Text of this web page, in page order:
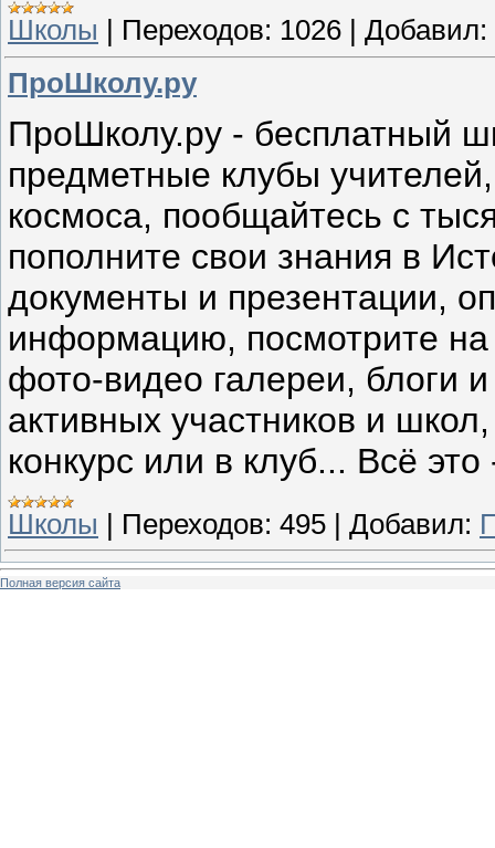
Школы Переходов: 1026
Добавил:
ПроШколу.ру
ПроШколу.ру - бесплатный
предметные клубы
космоса, пообщайтесь с
пополните свои знания в
документы и презентации,
информацию, посмотрите на
фото-видео галереи, блоги
активных участников и
конкурс или в клуб... Всё
Школы Переходов: 495 Добавил:
Полная версия сайта